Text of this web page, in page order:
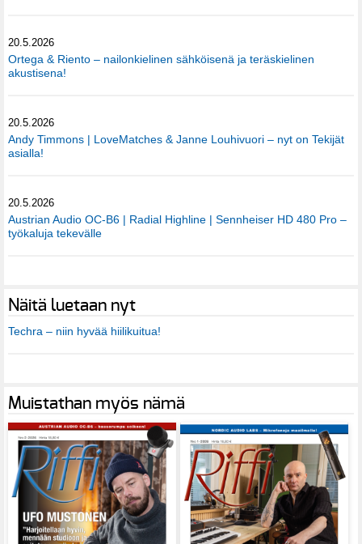
20.5.2026
Ortega & Riento – nailonkielinen sähköisenä ja teräskielinen
akustisena!
20.5.2026
Andy Timmons | LoveMatches & Janne Louhivuori – nyt on Tekijät
asialla!
20.5.2026
Austrian Audio OC-B6 | Radial Highline | Sennheiser HD 480 Pro –
työkaluja tekevälle
Näitä luetaan nyt
Techra – niin hyvää hiilikuitua!
Muistathan myös nämä